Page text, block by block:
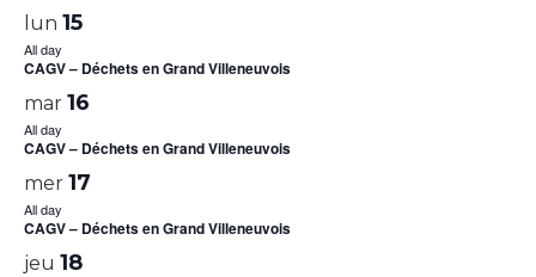
lun 15
All day
CAGV – Déchets en Grand Villeneuvois
mar 16
All day
CAGV – Déchets en Grand Villeneuvois
mer 17
All day
CAGV – Déchets en Grand Villeneuvois
jeu 18